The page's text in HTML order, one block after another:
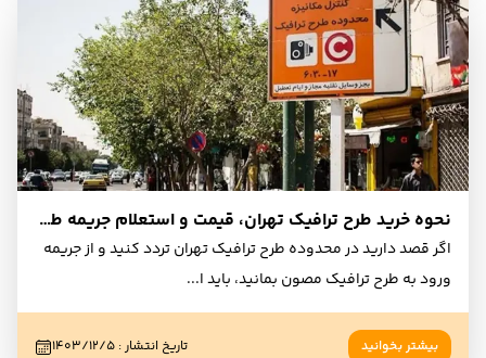
نحوه خرید طرح ترافیک تهران، قیمت و استعلام جریمه طرح ترافیک (1404)
اگر قصد دارید در محدوده طرح ترافیک تهران تردد کنید و از جریمه
ورود به طرح ترافیک مصون بمانید، باید ا...
بیشتر بخوانید تاریخ انتشار: ۱۴۰۳/۱۲/۵